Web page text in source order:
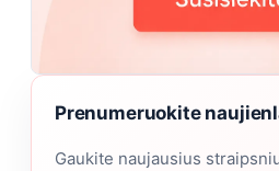
Prenumeruokite
Gaukite naujausius